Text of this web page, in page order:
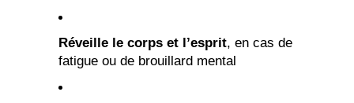
Réveille le corps et l’esprit, en cas de
fatigue ou de brouillard mental